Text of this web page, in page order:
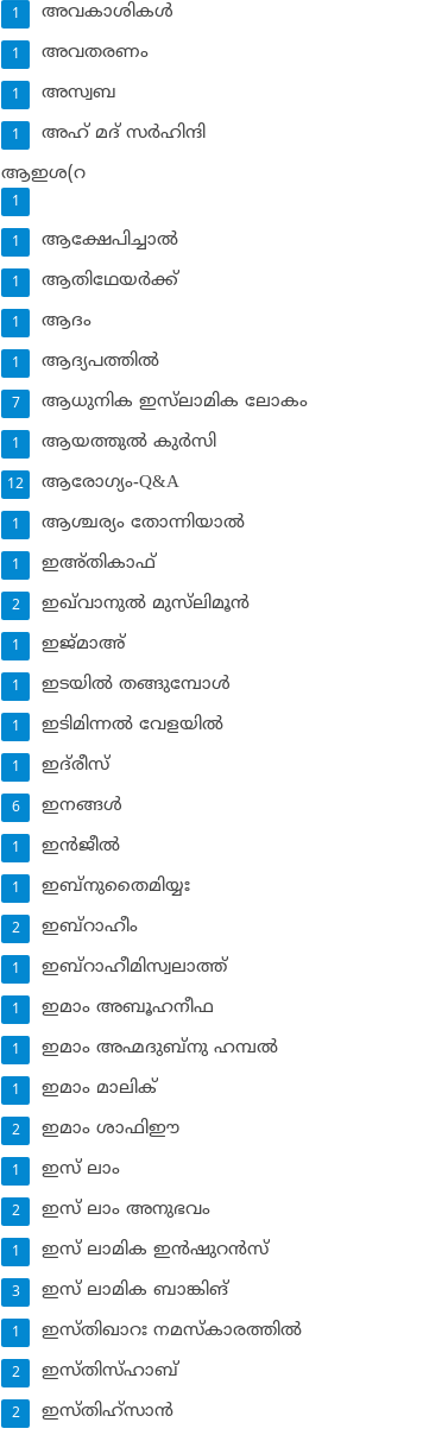
അവകാശികള്‍
1
അവതരണം
1
അസ്വബ
1
അഹ് മദ് സര്‍ഹിന്ദി
1
ആഇശ(റ
1
ആക്ഷേപിച്ചാല്‍
1
ആതിഥേയര്‍ക്ക്
1
ആദം
1
ആദ്യപത്തില്‍
1
ആധുനിക ഇസ്‌ലാമിക ലോകം
7
ആയത്തുല്‍ കുര്‍സി
1
ആരോഗ്യം-Q&A
12
ആശ്ചര്യം തോന്നിയാല്‍
1
ഇഅ്തികാഫ്‌
1
ഇഖ്‌വാനുല്‍ മുസ്‌ലിമൂന്‍
2
ഇജ്മാഅ്
1
ഇടയില്‍ തങ്ങുമ്പോള്‍
1
ഇടിമിന്നല്‍ വേളയില്‍
1
ഇദ്‌രീസ്‌
1
ഇനങ്ങള്‍
6
ഇന്‍ജീല്‍
1
ഇബ്‌നുതൈമിയ്യഃ
1
ഇബ്‌റാഹീം
2
ഇബ്‌റാഹീമിസ്വലാത്ത്
1
ഇമാം അബൂഹനീഫ
1
ഇമാം അഹ്മദുബ്‌നു ഹമ്പല്‍
1
ഇമാം മാലിക്
1
ഇമാം ശാഫിഈ
2
ഇസ് ലാം
1
ഇസ് ലാം അനുഭവം
2
ഇസ് ലാമിക ഇന്‍ഷുറന്‍സ്‌
1
ഇസ് ലാമിക ബാങ്കിങ്‌
3
ഇസ്തിഖാറഃ നമസ്‌കാരത്തില്‍
1
ഇസ്തിസ്ഹാബ്
2
ഇസ്തിഹ്‌സാന്‍
2